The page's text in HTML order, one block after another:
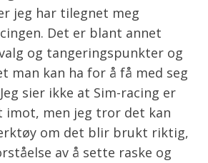
jeg har tilegnet meg
Det er blant annet
og tangeringspunkter og
man kan ha for å få med seg
sier ikke at Sim-racing er
imot, men jeg tror det kan
om det blir brukt riktig,
av å sette raske og